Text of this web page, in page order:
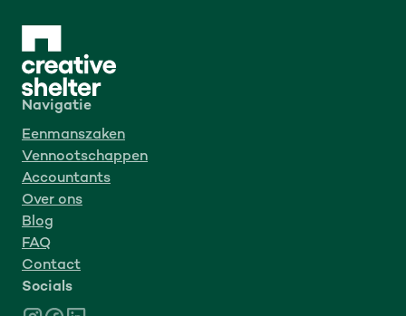
Navigatie
Eenmanszaken
Vennootschappen
Accountants
Over ons
Blog
FAQ
Contact
Socials